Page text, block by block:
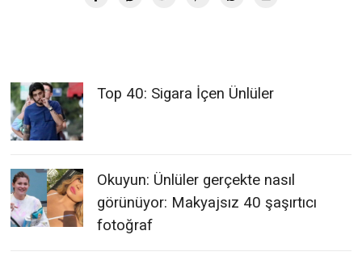
Top 40: Sigara İçen Ünlüler
Okuyun: Ünlüler gerçekte nasıl
görünüyor: Makyajsız 40 şaşırtıcı
fotoğraf